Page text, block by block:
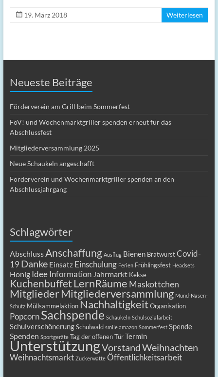
19. März 2018 Weiterlesen
Neueste Beiträge
Förderverein am Grill beim Sommerfest
FöV! und Wochenmarktgriller spenden erneut für das
Abschlussfest
Mitgliederversammlung 2025
Neue Schaukeln angeschafft
Förderverein und Wochenmarktgriller spenden an den
Abschlussjahrgang
Schlagwörter
AbschlussAnschaffung Ausflug Bienen Bratwurst Covid-
19 Danke Einsatz Einschulung Ferien Frühlingsfest Headsets
Honig Idee Information Jahrmarkt Kekse
Kuchenbuffet LernRäume Maskottchen
Mitglieder Mitgliederversammlung Mund-Nasen-
Schutz Müllsammelaktion Nachhaltigkeit Organisation
Popcorn Sachspende Schaukeln Schulsozialarbeit
Schulverschönerung Schulwald smile.amazon Sommerfest Spende
Spenden Sportgeräte Tag der offenen Tür Termin
UnterstützungVorstandWeihnachten
Weihnachtsmarkt Zuckerwatte Öffentlichkeitsarbeit